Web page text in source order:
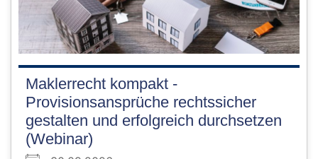
Maklerrecht kompakt -
Provisionsansprüche rechtssicher
gestalten und erfolgreich durchsetzen
(Webinar)